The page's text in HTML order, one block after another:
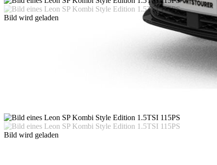
Bild wird geladen
Bild wird geladen